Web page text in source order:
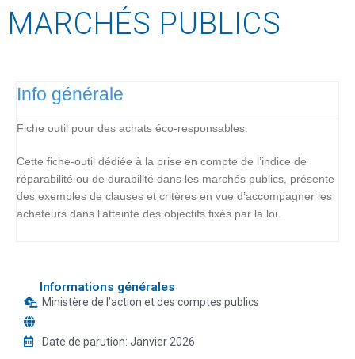
MARCHÉS PUBLICS
Info générale
Fiche outil pour des achats éco-responsables.
Cette fiche-outil dédiée à la prise en compte de l’indice de
réparabilité ou de durabilité dans les marchés publics, présente
des exemples de clauses et critères en vue d’accompagner les
acheteurs dans l’atteinte des objectifs fixés par la loi.
Informations générales
Ministère de l’action et des comptes publics
Date de parution: Janvier 2026